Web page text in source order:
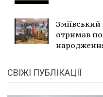
отримав
СВІЖІ ПУБЛІКАЦІЇ